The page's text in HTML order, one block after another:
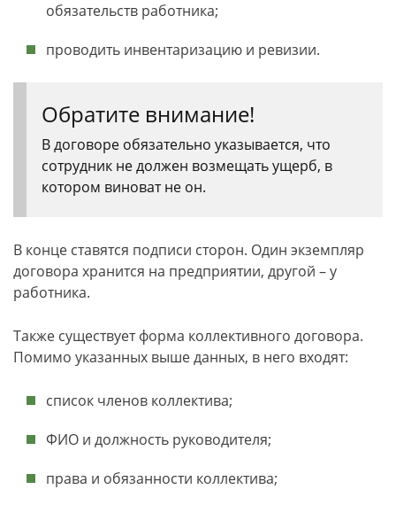
обязательств работника;
проводить инвентаризацию и ревизии.
Обратите внимание!
В договоре обязательно указывается, что
сотрудник не должен возмещать ущерб, в
котором виноват не он.
В конце ставятся подписи сторон. Один экземпляр
договора хранится на предприятии, другой – у
работника.
Также существует форма коллективного договора.
Помимо указанных выше данных, в него входят:
список членов коллектива;
ФИО и должность руководителя;
права и обязанности коллектива;